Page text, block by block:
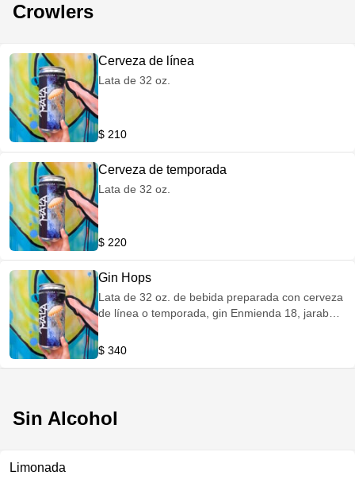
Crowlers
Cerveza de línea
Lata de 32 oz.
$ 210
Cerveza de temporada
Lata de 32 oz.
$ 220
Gin Hops
Lata de 32 oz. de bebida preparada con cerveza
de línea o temporada, gin Enmienda 18, jarabe
$ 340
Sin Alcohol
Limonada